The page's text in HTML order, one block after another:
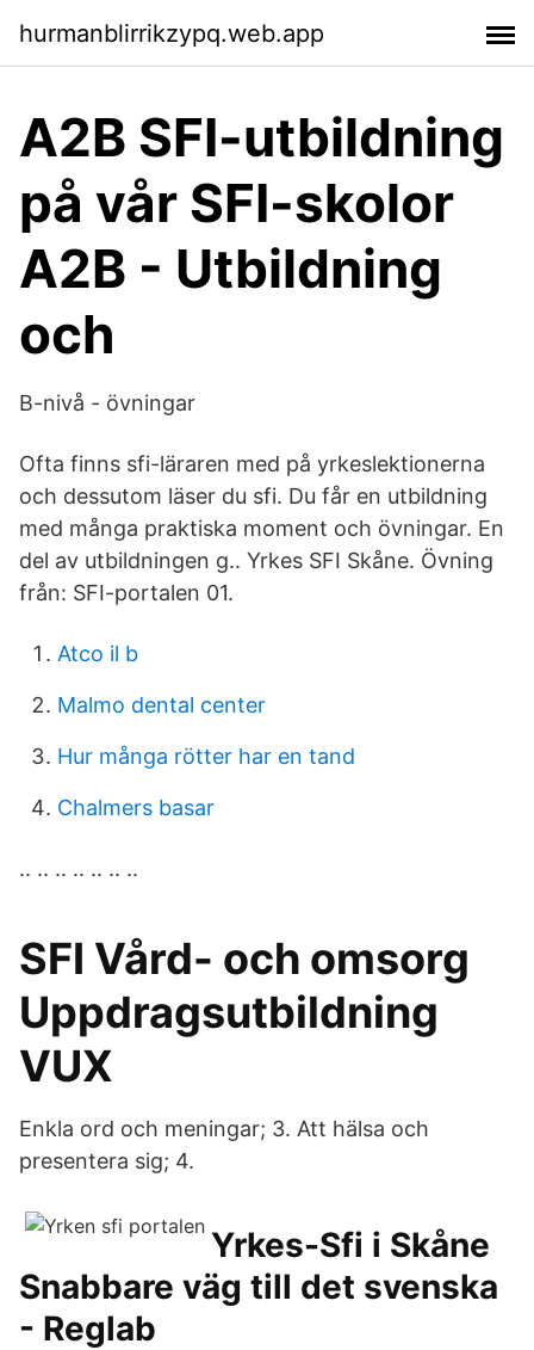
hurmanblirrikzypq.web.app
A2B SFI-utbildning
på vår SFI-skolor
A2B - Utbildning
och
B-nivå - övningar
Ofta finns sfi-läraren med på yrkeslektionerna
och dessutom läser du sfi. Du får en utbildning
med många praktiska moment och övningar. En
del av utbildningen g.. Yrkes SFI Skåne. Övning
från: SFI-portalen 01.
Atco il b
Malmo dental center
Hur många rötter har en tand
Chalmers basar
.. .. .. .. .. .. ..
SFI Vård- och omsorg
Uppdragsutbildning
VUX
Enkla ord och meningar; 3. Att hälsa och
presentera sig; 4.
Yrkes-Sfi i Skåne
Snabbare väg till det svenska
- Reglab